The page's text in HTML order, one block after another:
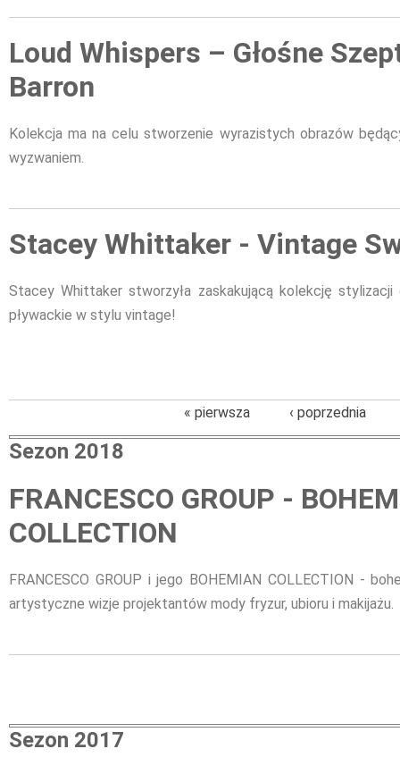
Loud Whispers – Głośne
Barron
Kolekcja ma na celu stworzenie wyrazistych obrazów
wyzwaniem.
Stacey Whittaker - Vintage
Stacey Whittaker stworzyła zaskakującą kolekcję
pływackie w stylu vintage!
« pierwsza ‹ poprzednia
Sezon 2018
FRANCESCO GROUP -
COLLECTION
FRANCESCO GROUP i jego BOHEMIAN COLLECTION -
artystyczne wizje projektantów mody fryzur, ubioru i makijażu.
Sezon 2017